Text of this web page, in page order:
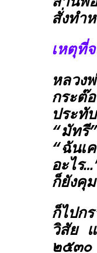
สั่งทำ
เหตุที่
หลวง
กระต๊
ประทั
“มัทรี
“ฉันเ
อะไร
ก็ยังคุ
ก็ไปก
วิสัย
๒๕๓๐